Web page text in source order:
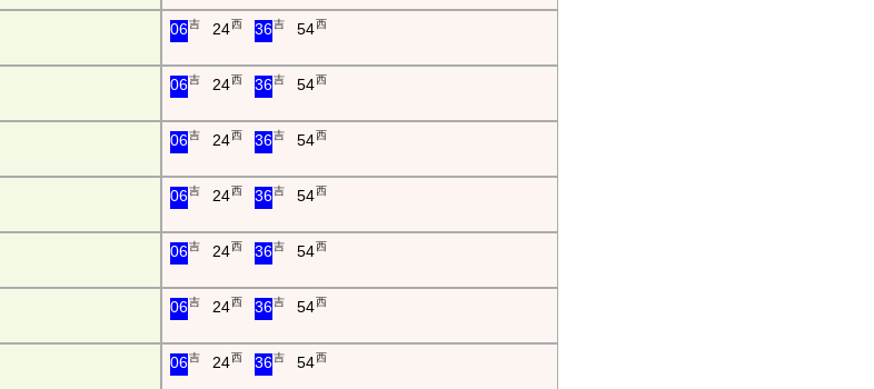
06吉 24西 36吉 54西
06吉 24西 36吉 54西
06吉 24西 36吉 54西
06吉 24西 36吉 54西
06吉 24西 36吉 54西
06吉 24西 36吉 54西
06吉 24西 36吉 54西